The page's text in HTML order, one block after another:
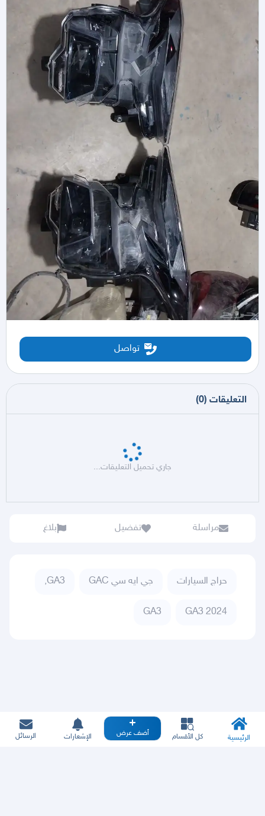
تواصل
التعليقات (
0
)
جاري تحميل التعليقات...
مراسلة تفضيل بلاغ
حراج السيارات جي ايه سي GAC GA3,
GA3 2024
GA3
الرئيسية كل الأقسام أضف عرض الإشعارات الرسائل